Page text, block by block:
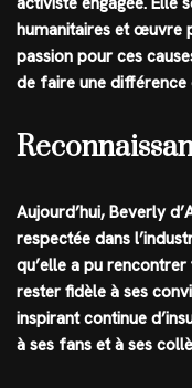
humanitaires et œuvre
passion pour ces
de faire une différence
Aujourd’hui, Beverly
respectée dans
qu’elle a pu
rester fidèle à ses
inspirant continue
à ses fans et à ses